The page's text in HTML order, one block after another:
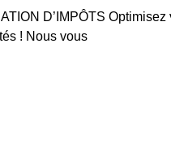
D’IMPÔTS
! Nous vous